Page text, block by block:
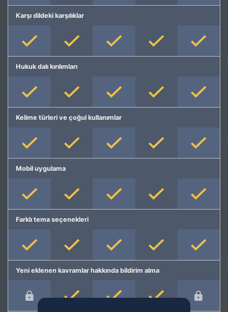
Karşı dildeki karşılıklar
Hukuk dalı kırılımları
Kelime türleri ve çoğul kullanımlar
Mobil uygulama
Farklı tema seçenekleri
Yeni eklenen kavramlar hakkında bildirim alma